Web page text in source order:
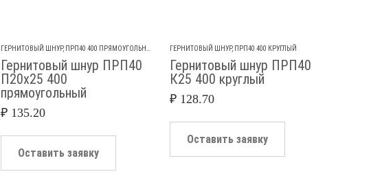
ГЕРНИТОВЫЙ ШНУР, ПРП40 400 ПРЯМОУГОЛЬНЫЙ
Гернитовый шнур ПРП40
П20х25 400
прямоугольный
₽135.20
Оставить заявку
ГЕРНИТОВЫЙ ШНУР, ПРП40 400 КРУГЛЫЙ
Гернитовый шнур ПРП40
К25 400 круглый
₽128.70
Оставить заявку